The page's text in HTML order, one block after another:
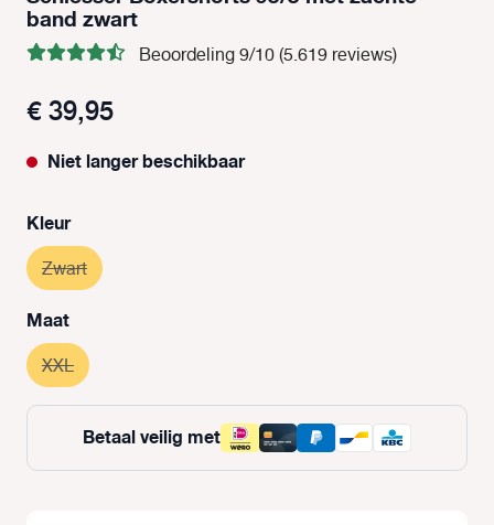
band zwart
Beoordeling 9/10 (5.619 reviews)
€ 39,95
Niet langer beschikbaar
Selecteer
Kleur
Zwart(Deze optie is momenteel niet beschikbaar.)
Selecteer
Maat
XXL(Deze optie is momenteel niet beschikbaar.)
Betaal veilig met